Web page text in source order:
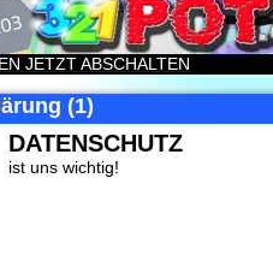
JETZT ABSCHALTEN
(1)
DATENSCHUTZ
ist uns wichtig!